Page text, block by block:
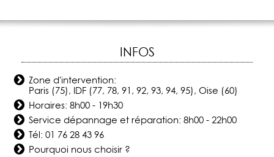
INFOS
Zone d'intervention:
Paris (75), IDF (77, 78, 91, 92, 93, 94, 95), Oise (60)
Horaires: 8h00 - 19h30
Service dépannage et réparation: 8h00 - 22h00
Tél:01 76 28 43 96
Pourquoi nous choisir ?